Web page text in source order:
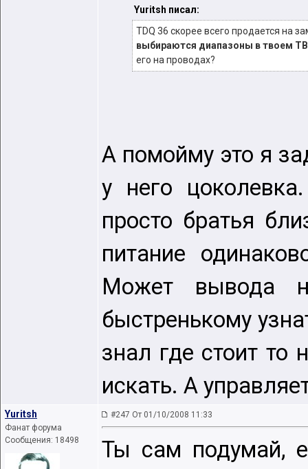
Yuritsh писал:
TDQ 36 скорее всего продается на
выбираются диапазоны в твоем
его на проводах?
А помойму это я
у него
просто братья
питание
Может вывода
быстренькому
знал где стоит то
искать. А
Yuritsh
Фанат форума
Сообщения: 18498
#247 От 01/10/2008 11:33
Ты сам подумай,